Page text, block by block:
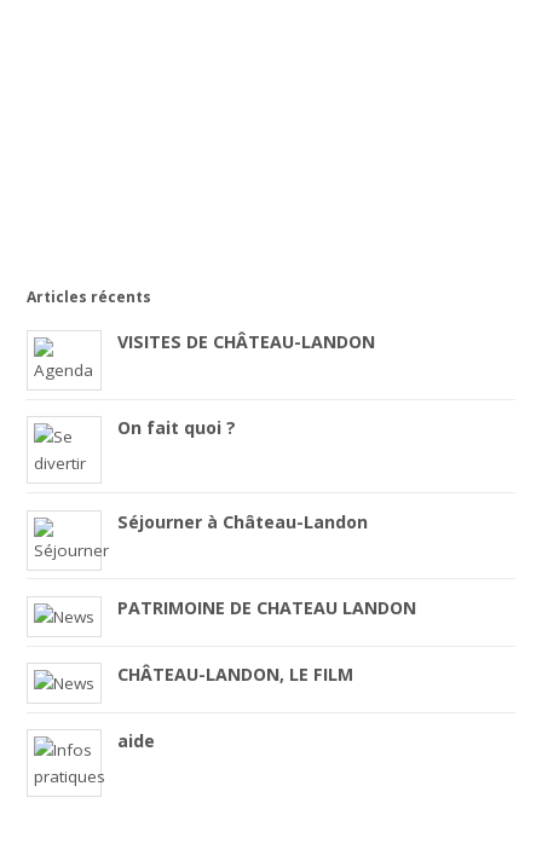
Articles récents
VISITES DE CHÂTEAU-LANDON
On fait quoi ?
Séjourner à Château-Landon
PATRIMOINE DE CHATEAU LANDON
CHÂTEAU-LANDON, LE FILM
aide